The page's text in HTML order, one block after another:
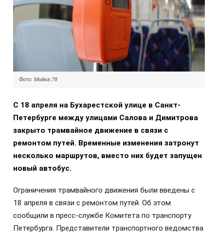
Фото: Мойка:78
С 18 апреля на Бухарестской улице в Санкт-
Петербурге между улицами Салова и Димитрова
закрыто трамвайное движение в связи с
ремонтом путей. Временные изменения затронут
несколько маршрутов, вместо них будет запущен
новый автобус.
Ограничения трамвайного движения были введены с
18 апреля в связи с ремонтом путей. Об этом
сообщили в пресс-службе Комитета по транспорту
Петербурга. Представители транспортного ведомства